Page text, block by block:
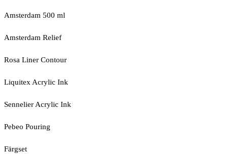
Amsterdam 500 ml
Amsterdam Relief
Rosa Liner Contour
Liquitex Acrylic Ink
Sennelier Acrylic Ink
Pebeo Pouring
Färgset